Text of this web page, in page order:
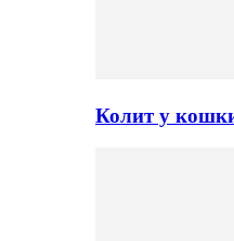
Колит у